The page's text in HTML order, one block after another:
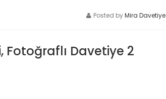
Posted byMira Davetiye
Fotoğraflı Davetiye 2